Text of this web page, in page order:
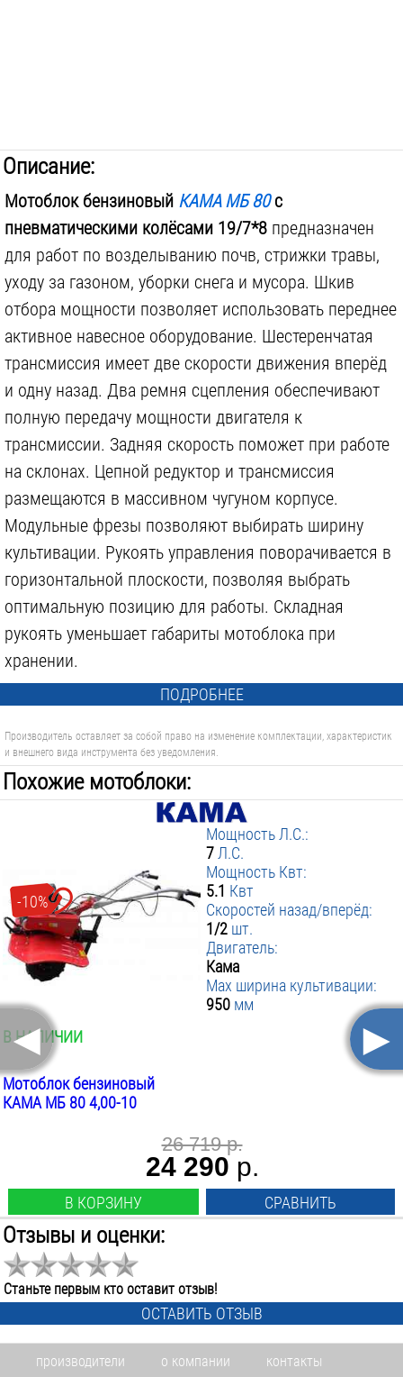
Вес инструмента:
70кг
Описание:
Мотоблок бензиновый КАМА МБ 80с
пневматическими колёсами 19/7*8 предназначен
для работ по возделыванию почв, стрижки травы,
уходу за газоном, уборки снега и мусора. Шкив
отбора мощности позволяет использовать переднее
активное навесное оборудование. Шестеренчатая
трансмиссия имеет две скорости движения вперёд
и одну назад. Два ремня сцепления обеспечивают
полную передачу мощности двигателя к
трансмиссии. Задняя скорость поможет при работе
на склонах. Цепной редуктор и трансмиссия
размещаются в массивном чугуном корпусе.
Модульные фрезы позволяют выбирать ширину
культивации. Рукоять управления поворачивается в
горизонтальной плоскости, позволяя выбрать
оптимальную позицию для работы. Складная
рукоять уменьшает габариты мотоблока при
хранении.
ПОДРОБНЕЕ
Производитель оставляет за собой право на изменение комплектации, характеристик
и внешнего вида инструмента без уведомления.
Похожие мотоблоки:
-10%
Мощность Л.С.:
7 Л.С.
Мощность Квт:
5.1 Квт
Скоростей назад/вперёд:
1/2 шт.
Двигатель:
Кама
Max ширина культивации:
950 мм
В НАЛИЧИИ
Мотоблок бензиновый
КАМА МБ 80 4,00-10
26 719 р.
24 290 р.
В КОРЗИНУ СРАВНИТЬ
Мощность Квт:
5.2Квт
Скоростей назад/вперёд:
1/2шт.
Двигатель:
◄ ►
Отзывы и оценки:
Станьте первым кто оставит отзыв!
ОСТАВИТЬ ОТЗЫВ
производители о компании контакты